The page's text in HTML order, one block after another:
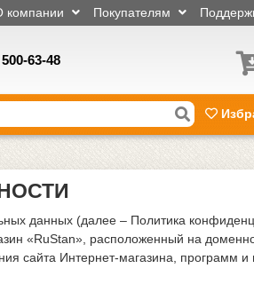
Покупателям
компании
63-48
данных (далее – Политика
«RuStan», расположенный на
сайта Интернет-магазина, программ и